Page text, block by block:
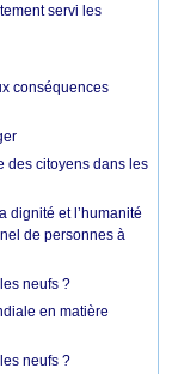
servi les
conséquences
des citoyens dans les
dignité et l’humanité
de personnes à
neufs ?
en matière
neufs ?